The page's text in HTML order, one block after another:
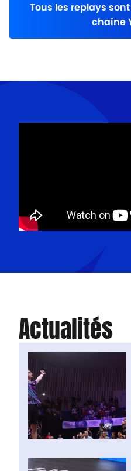
Tous les replays
chaîne
Actualités